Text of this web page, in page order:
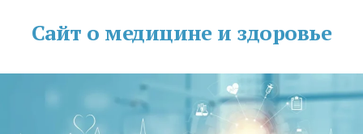
Сайт о медицине и здоровье